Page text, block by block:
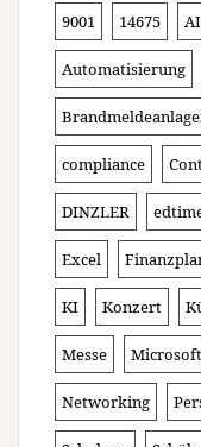
9001 14675 AI
Automatisierung
compliance
DINZLER
Excel
KI Konzert
Messe Microsoft
Networking